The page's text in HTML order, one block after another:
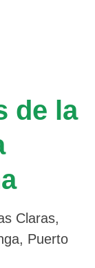
de la
Claras,
Puerto